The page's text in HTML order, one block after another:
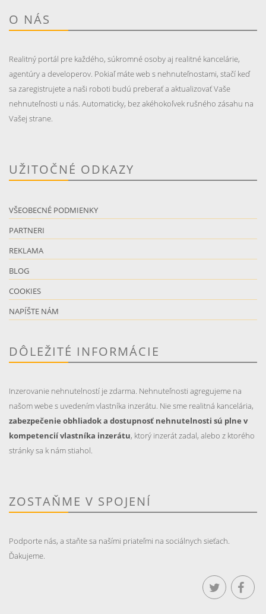
O NÁS
Realitný portál pre každého, súkromné osoby aj realitné kancelárie,
agentúry a developerov. Pokiaľ máte web s nehnuteľnostami, stačí keď
sa zaregistrujete a naši roboti budú preberať a aktualizovať Vaše
nehnuteľnosti u nás. Automaticky, bez akéhokoľvek rušného zásahu na
Vašej strane.
UŽITOČNÉ ODKAZY
VŠEOBECNÉ PODMIENKY
PARTNERI
REKLAMA
BLOG
COOKIES
NAPÍŠTE NÁM
DÔLEŽITÉ INFORMÁCIE
Inzerovanie nehnutelností je zdarma. Nehnuteľnosti agregujeme na
našom webe s uvedením vlastníka inzerátu. Nie sme realitná kancelária,
zabezpečenie obhliadok a dostupnosť nehnutelnosti sú plne v
kompetencií vlastníka inzerátu, ktorý inzerát zadal, alebo z ktorého
stránky sa k nám stiahol.
ZOSTAŇME V SPOJENÍ
Podporte nás, a staňte sa našími priateľmi na sociálnych sieťach.
Ďakujeme.